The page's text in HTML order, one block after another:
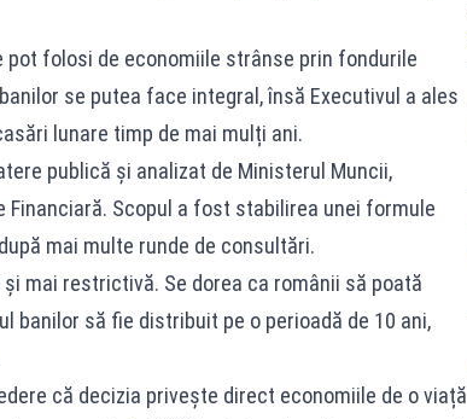
pot folosi de economiile strânse prin fondurile
se putea face integral, însă Executivul a ales
lunare timp de mai mulți ani.
publică și analizat de Ministerul Muncii,
Scopul a fost stabilirea unei formule
mai multe runde de consultări.
mai restrictivă. Se dorea ca românii să poată
banilor să fie distribuit pe o perioadă de 10 ani,
că decizia privește direct economiile de o viață